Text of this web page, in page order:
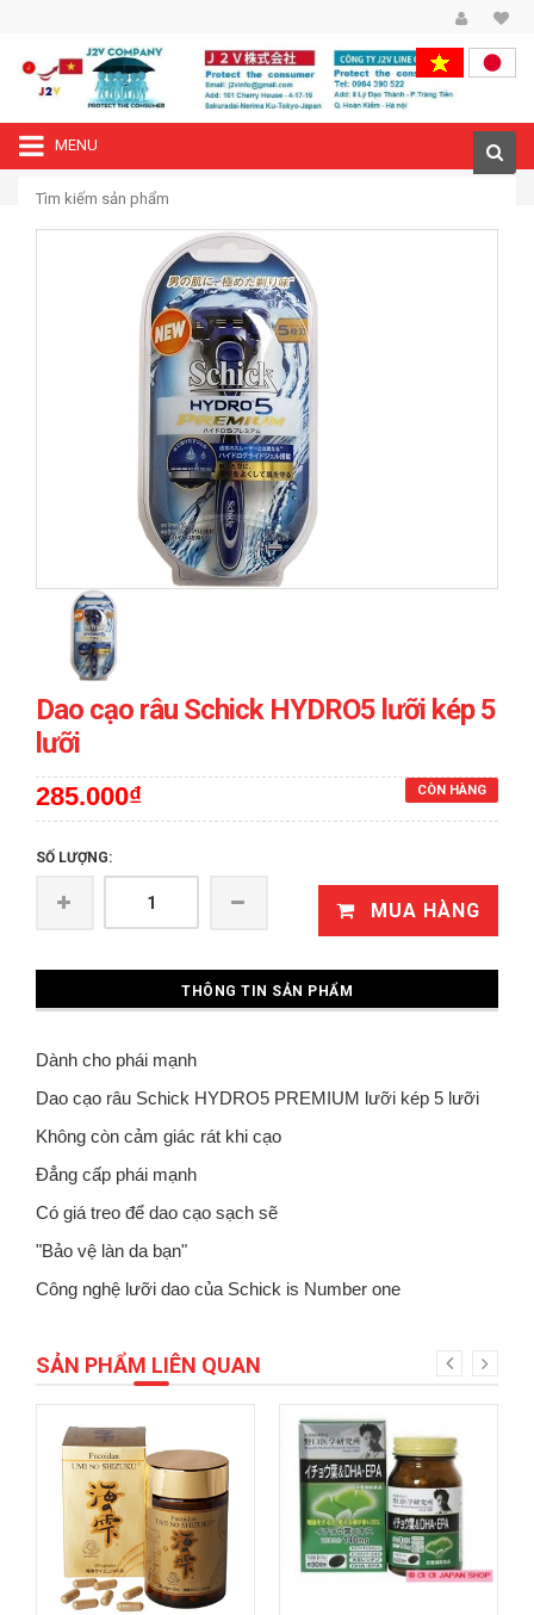
MENU
Dao cạo râu Schick HYDRO5 lưỡi kép 5 lưỡi
Dao cạo râu Schick HYDRO5 lưỡi kép 5
lưỡi
CÒN HÀNG
285.000₫
SỐ LƯỢNG:
MUA HÀNG
THÔNG TIN SẢN PHẨM
Dành cho phái mạnh
Dao cạo râu Schick HYDRO5 PREMIUM lưỡi kép 5 lưỡi
Không còn cảm giác rát khi cạo
Đẳng cấp phái mạnh
Có giá treo để dao cạo sạch sẽ
"Bảo vệ làn da bạn"
Công nghệ lưỡi dao của Schick is Number one
SẢN PHẨM LIÊN QUAN